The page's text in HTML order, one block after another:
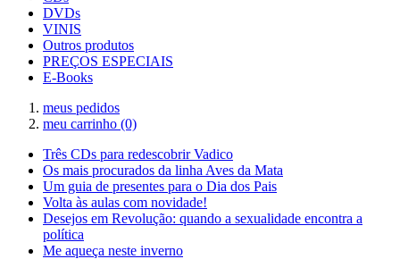
DVDs
VINIS
Outros produtos
PREÇOS ESPECIAIS
E-Books
meus pedidos
meu carrinho (0)
Três CDs para redescobrir Vadico
Os mais procurados da linha Aves da Mata
Um guia de presentes para o Dia dos Pais
Volta às aulas com novidade!
Desejos em Revolução: quando a sexualidade encontra a
política
Me aqueça neste inverno